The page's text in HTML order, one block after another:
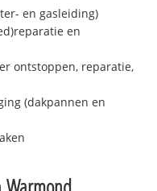
en gasleiding)
en
ontstoppen, reparatie,
(dakpannen en